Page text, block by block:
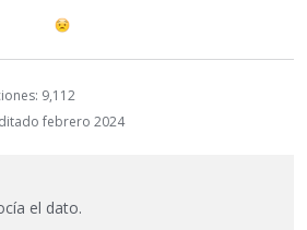
9,112
febrero 2024
el dato.